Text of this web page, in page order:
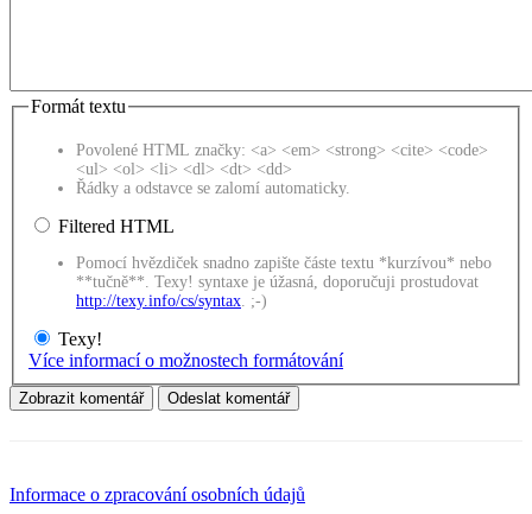
Formát textu
Povolené HTML značky: <a> <em> <strong> <cite> <code>
<ul> <ol> <li> <dl> <dt> <dd>
Řádky a odstavce se zalomí automaticky.
Filtered HTML
Pomocí hvězdiček snadno zapište částe textu *kurzívou* nebo
**tučně**. Texy! syntaxe je úžasná, doporučuji prostudovat
http://texy.info/cs/syntax . ;-)
Texy!
Více informací o možnostech formátování
Informace o zpracování osobních údajů